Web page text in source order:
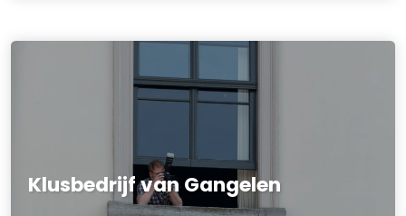
Klusbedrijf van Gangelen